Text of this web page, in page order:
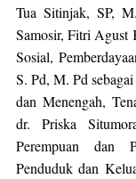
Tua Sitinjak, SP,
Samosir, Fitri Agust
Sosial,
S. Pd, M. Pd
dan Menengah,
dr. Priska
Perempuan dan
Penduduk dan